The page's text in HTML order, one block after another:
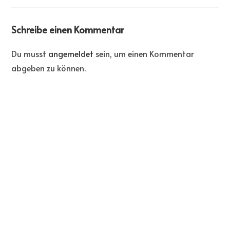
Schreibe einen Kommentar
Du musst angemeldet sein, um einen Kommentar
abgeben zu können.